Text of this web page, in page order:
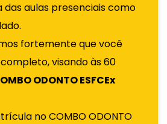
das aulas presenciais como
fortemente que você
visando às 60
ODONTO ESFCEx
no COMBO ODONTO